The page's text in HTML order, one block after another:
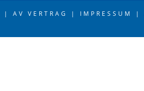
| AV VERTRAG | IMPRESSUM |